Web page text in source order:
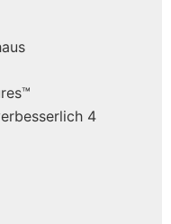
4